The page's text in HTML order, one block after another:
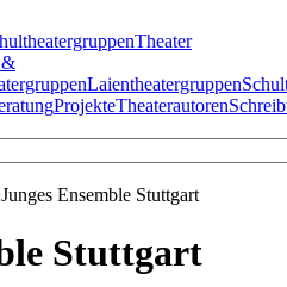
Theater
&
Laientheatergruppen
ProjekteTheaterautoren
Junges Ensemble Stuttgart
Stuttgart